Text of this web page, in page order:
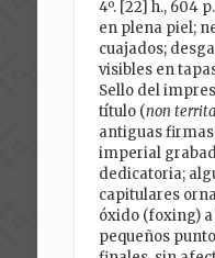
4º. [22] h., 604
en plena piel;
cuajados;
visibles en
Sello del
título (non
antiguas
imperial
dedicatoria;
capitulares
óxido (foxing)
pequeños